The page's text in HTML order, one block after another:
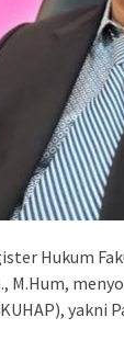
Hukum
M.Hum,
yakni